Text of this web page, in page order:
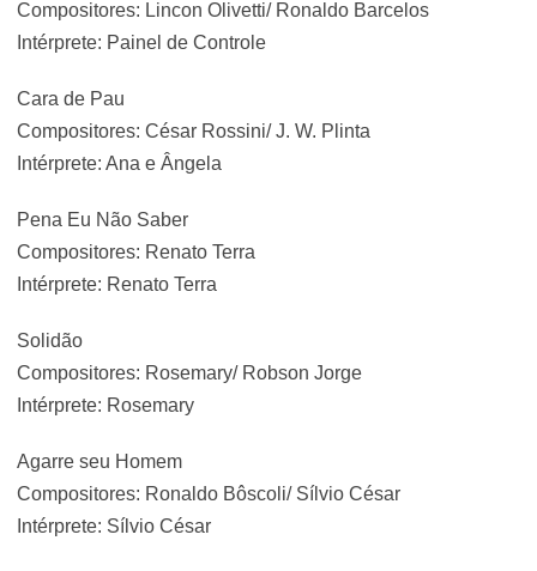
Compositores: Lincon Olivetti/ Ronaldo Barcelos
Intérprete: Painel de Controle
Cara de Pau
Compositores: César Rossini/ J. W. Plinta
Intérprete: Ana e Ângela
Pena Eu Não Saber
Compositores: Renato Terra
Intérprete: Renato Terra
Solidão
Compositores: Rosemary/ Robson Jorge
Intérprete: Rosemary
Agarre seu Homem
Compositores: Ronaldo Bôscoli/ Sílvio César
Intérprete: Sílvio César